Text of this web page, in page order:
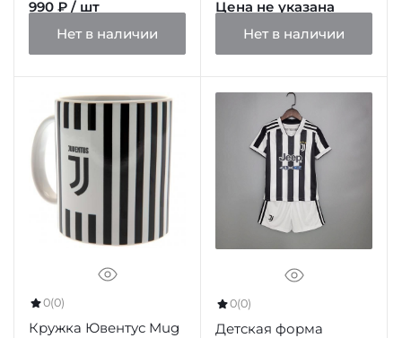
990 ₽ / шт
Нет в наличии
Цена не указана
Нет в наличии
0(0)
Кружка Ювентус Mug
0(0)
Детская форма